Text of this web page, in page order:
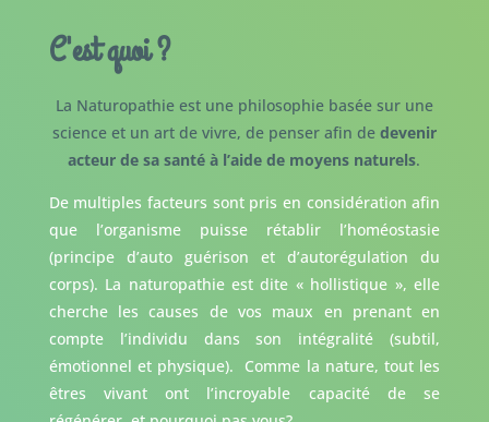
C'est quoi ?
La Naturopathie est une philosophie basée sur une
science et un art de vivre, de penser afin de devenir
acteur de sa santé à l’aide de moyens naturels.
De multiples facteurs sont pris en considération afin
que l’organisme puisse rétablir l’homéostasie
(principe d’auto guérison et d’autorégulation du
corps). La naturopathie est dite « hollistique », elle
cherche les causes de vos maux en prenant en
compte l’individu dans son intégralité (subtil,
émotionnel et physique). Comme la nature, tout les
êtres vivant ont l’incroyable capacité de se